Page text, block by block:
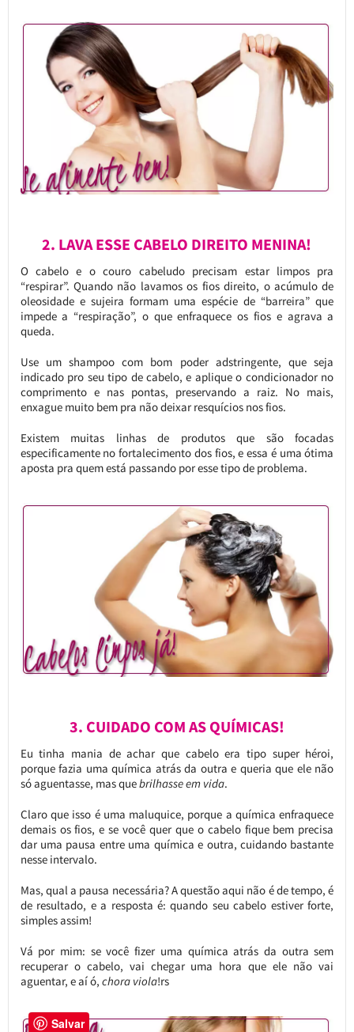
2. LAVA ESSE CABELO DIREITO MENINA!
O cabelo e o couro cabeludo precisam estar limpos pra
“respirar”. Quando não lavamos os fios direito, o acúmulo de
oleosidade e sujeira formam uma espécie de “barreira” que
impede a “respiração”, o que enfraquece os fios e agrava a
queda.
Use um shampoo com bom poder adstringente, que seja
indicado pro seu tipo de cabelo, e aplique o condicionador no
comprimento e nas pontas, preservando a raiz. No mais,
enxague muito bem pra não deixar resquícios nos fios.
Existem muitas linhas de produtos que são focadas
especificamente no fortalecimento dos fios, e essa é uma ótima
aposta pra quem está passando por esse tipo de problema.
3. CUIDADO COM AS QUÍMICAS!
Eu tinha mania de achar que cabelo era tipo super héroi,
porque fazia uma química atrás da outra e queria que ele não
só aguentasse, mas quebrilhasse em vida.
Claro que isso é uma maluquice, porque a química enfraquece
demais os fios, e se você quer que o cabelo fique bem precisa
dar uma pausa entre uma química e outra, cuidando bastante
nesse intervalo.
Mas, qual a pausa necessária? A questão aqui não é de tempo, é
de resultado, e a resposta é: quando seu cabelo estiver forte,
simples assim!
Vá por mim: se você fizer uma química atrás da outra sem
recuperar o cabelo, vai chegar uma hora que ele não vai
aguentar, e aí ó, chora viola!rs
Salvar